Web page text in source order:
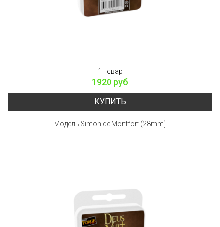
1 товар
1920 руб
КУПИТЬ
Модель Simon de Montfort (28mm)